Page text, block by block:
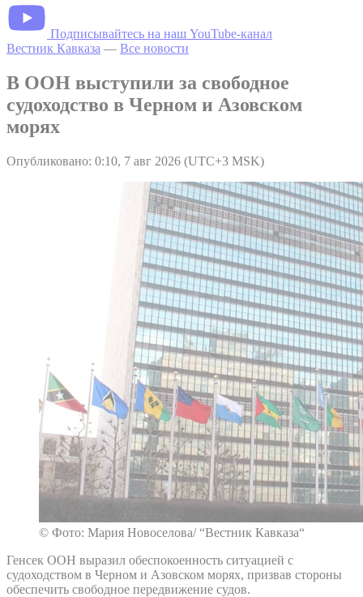
Подписывайтесь на наш YouTube-канал
Вестник Кавказа — Все новости
В ООН выступили за свободное
судоходство в Черном и Азовском
морях
Опубликовано: 0:10, 7 авг 2026 (UTC+3 MSK)
© Фото: Мария Новоселова/ “Вестник Кавказа“
Генсек ООН выразил обеспокоенность ситуацией с
судоходством в Черном и Азовском морях, призвав стороны
обеспечить свободное передвижение судов.